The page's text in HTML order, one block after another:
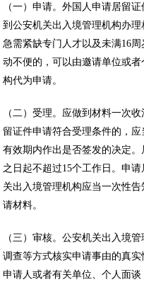
（一）申请。外国人申请居留
到公安机关出入境管理机构办
急需紧缺专门人才以及未满16
动不便的，可以由邀请单位或
构代为申请。
（二）受理。应做到材料一次
留证件申请符合受理条件的，
有效期内作出是否签发的决定
之日起不超过15个工作日。申
关出入境管理机构应当一次性
请材料。
（三）审核。公安机关出入境
调查等方式核实申请事由的真
申请人或者有关单位、个人面